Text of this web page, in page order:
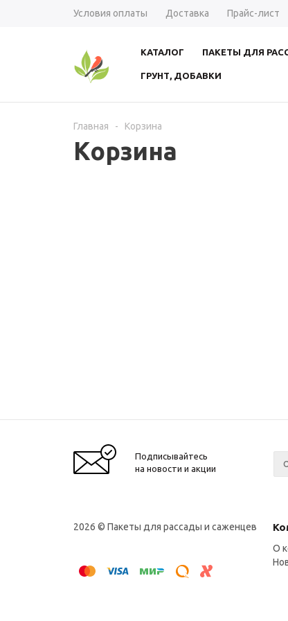
Условия оплаты Доставка Прайс-лист
КАТАЛОГ ПАКЕТЫ ДЛЯ
ГРУНТ, ДОБАВКИ
Главная - Корзина
Корзина
Подписывайтесь
на новости и акции
2026 © Пакеты для рассады и саженцев
О